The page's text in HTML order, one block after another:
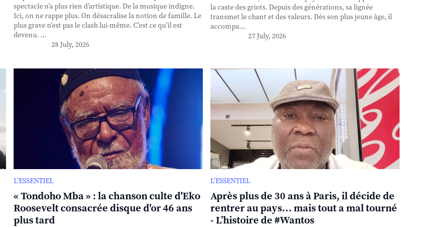
spectacle n’a plus rien d’artistique. De la musique indigne.
Ici, on ne rappe plus. On désacralise la notion de famille. Le
plus grave n’est pas le clash lui-même. C’est ce qu’il est
devenu. ...
28 July, 2026
la caste des griots. Depuis des générations, sa lignée
transmet le chant et des valeurs. Dès son plus jeune âge, il
accompa...
27 July, 2026
L’ESSENTIEL
« Tondoho Mba » : la chanson culte d'Eko
Roosevelt consacrée disque d'or 46 ans
plus tard
L’ESSENTIEL
Après plus de 30 ans à Paris, il décide de
rentrer au pays… mais tout a mal tourné
- L’histoire de #Wantos